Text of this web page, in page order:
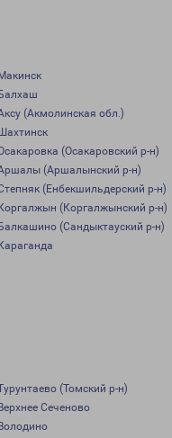
(Акмолинская обл.)
(Осакаровский р-н)
(Аршалынский р-н)
(Енбекшильдерский р-н)
(Коргалжынский р-н)
(Сандыктауский р-н)
(Томский р-н)
Сеченово